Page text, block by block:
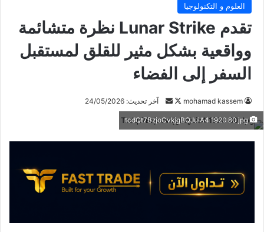
العلوم و التكنولوجيا
تقدم Lunar Strike نظرة متشائمة
وواقعية بشكل مثير للقلق لمستقبل
السفر إلى الفضاء
mohamad kassem
تابع
X
أرسل
إلكترونيا
آخر تحديث: 24/05/2026
tcdQt7BzjoCvkjgBQJuiA4 1920 80 jpg